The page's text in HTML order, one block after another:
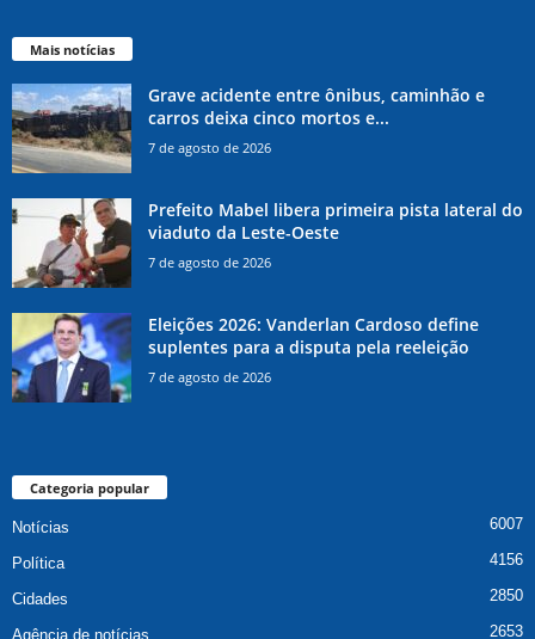
Mais notícias
Grave acidente entre ônibus, caminhão e
carros deixa cinco mortos e...
7 de agosto de 2026
Prefeito Mabel libera primeira pista lateral do
viaduto da Leste-Oeste
7 de agosto de 2026
Eleições 2026: Vanderlan Cardoso define
suplentes para a disputa pela reeleição
7 de agosto de 2026
Categoria popular
Notícias 6007
Política 4156
Cidades 2850
Agência de notícias 2653